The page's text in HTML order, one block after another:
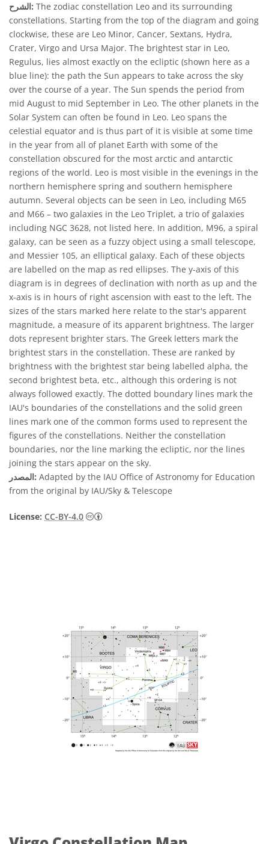
الشرح: The zodiac constellation Leo and its surrounding
constellations. Starting from the top of the diagram and going
clockwise, these are Leo Minor, Cancer, Sextans, Hydra,
Crater, Virgo and Ursa Major. The brightest star in Leo,
Regulus, lies almost exactly on the ecliptic (shown here as a
blue line): the path the Sun appears to take across the sky
over the course of a year. The Sun spends the period from
mid August to mid September in Leo. The other planets in the
Solar System can often be found in Leo. Leo spans the
celestial equator and is thus part of it is visible at some time
in the year from all of planet Earth with some of the
constellation obscured for the most arctic and antarctic
regions of the world. Leo is most visible in the evenings in the
northern hemisphere spring and southern hemisphere
autumn. Several objects can be seen in Leo, including M65
and M66 – two galaxies in the Leo Triplet, a trio of galaxies
including NGC 3628, not listed here. In addition, M96, a spiral
galaxy, can be seen as a fuzzy object using a small telescope,
and Messier 105, an elliptical galaxy. Each of these objects
are labelled on the map as red ellipses. The y-axis of this
diagram is in degrees of declination with north as up and the
x-axis is in hours of right ascension with east to the left. The
sizes of the stars marked here relate to the star's apparent
magnitude, a measure of its apparent brightness. The larger
dots represent brighter stars. The Greek letters mark the
brightest stars in the constellation. These are ranked by
brightness with the brightest star being labelled alpha, the
second brightest beta, etc., although this ordering is not
always followed exactly. The dotted boundary lines mark the
IAU's boundaries of the constellations and the solid green
lines mark one of the common forms used to represent the
figures of the constellations. Neither the constellation
boundaries, nor the line marking the ecliptic, nor the lines
joining the stars appear on the sky.
المصدر: Adapted by the IAU Office of Astronomy for Education
from the original by IAU/Sky & Telescope
License: CC-BY-4.0